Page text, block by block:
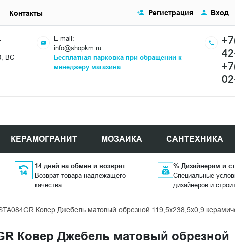
ВС
E-mail:
info@shopkm.ru
Бесплатная парковка при обращении к
менеджеру магазина
КЕРАМОГРАНИТ МОЗАИКА САНТЕХНИКА
Регистрация Вход
Контакты
14 дней на обмен и возврат
Возврат товара надлежащего
качества
% Дизайнерам и
Специальные
дизайнеров и
Ковер Джебель матовый обрезной 119,5x238,5x0,9
Ковер Джебель матовый обрезной